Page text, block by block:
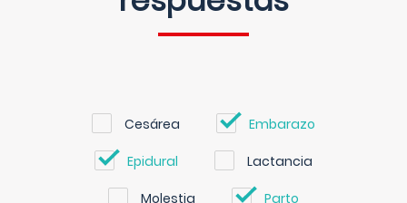
Cesárea Embarazo
Epidural Lactancia
Molestia Parto